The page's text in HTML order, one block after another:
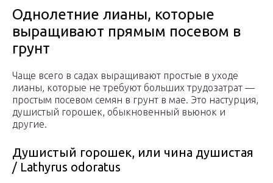
Однолетние лианы, которые
выращивают прямым посевом в
грунт
Чаще всего в садах выращивают простые в уходе
лианы, которые не требуют больших трудозатрат —
простым посевом семян в грунт в мае. Это настурция,
душистый горошек, обыкновенный вьюнок и
другие.
Душистый горошек, или чина душистая
/ Lathyrus odoratus